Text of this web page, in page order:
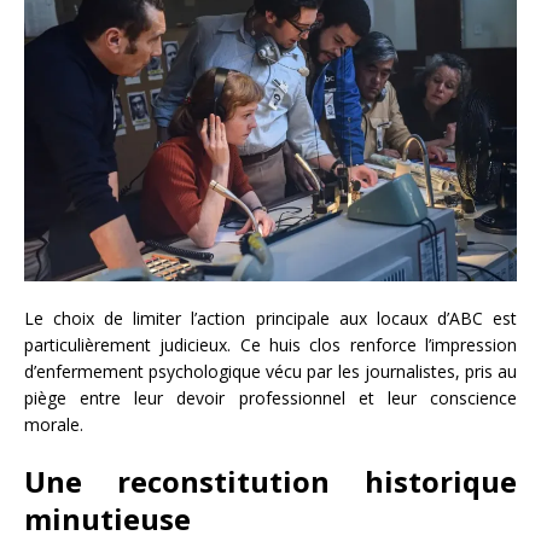
Le choix de limiter l’action principale aux locaux d’ABC est
particulièrement judicieux. Ce huis clos renforce l’impression
d’enfermement psychologique vécu par les journalistes, pris au
piège entre leur devoir professionnel et leur conscience
morale.
Une reconstitution historique
minutieuse